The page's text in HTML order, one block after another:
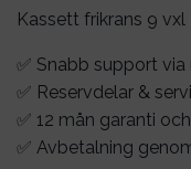
Kassett frikrans 9 vxl
✅ Snabb support
✅ Reservdelar &
✅ 12 mån garanti
✅ Avbetalning